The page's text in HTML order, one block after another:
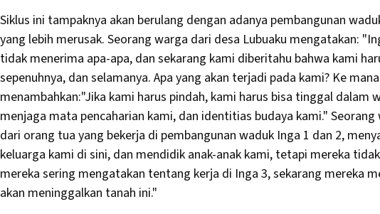
Siklus ini tampaknya akan berulang dengan adanya pembangunan
yang lebih merusak. Seorang warga dari desa Lubuaku mengatakan:
tidak menerima apa-apa, dan sekarang kami diberitahu bahwa kami
sepenuhnya, dan selamanya. Apa yang akan terjadi pada kami? Ke
menambahkan:"Jika kami harus pindah, kami harus bisa tinggal dalam
menjaga mata pencaharian kami, dan identitias budaya kami."
dari orang tua yang bekerja di pembangunan waduk Inga 1 dan 2,
keluarga kami di sini, dan mendidik anak-anak kami, tetapi mereka
mereka sering mengatakan tentang kerja di Inga 3, sekarang mereka
akan meninggalkan tanah ini."